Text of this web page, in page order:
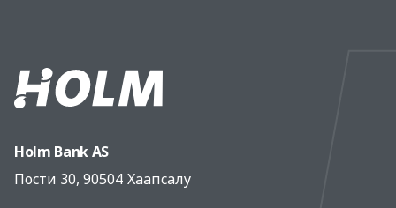
Holm Bank AS
Пости 30, 90504 Хаапсалу